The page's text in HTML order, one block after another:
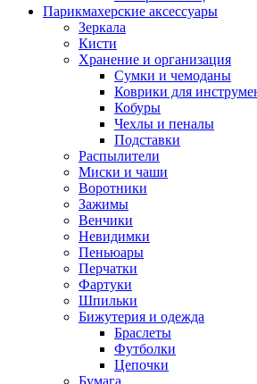
Парикмахерские аксессуары
Зеркала
Кисти
Хранение и организация
Сумки и чемоданы
Коврики для
Кобуры
Чехлы и пеналы
Подставки
Распылители
Миски и чаши
Воротники
Зажимы
Венчики
Невидимки
Пеньюары
Перчатки
Фартуки
Шпильки
Бижутерия и одежда
Браслеты
Футболки
Цепочки
Бумага